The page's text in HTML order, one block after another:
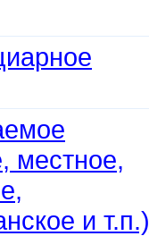
местное,
и т.п.)